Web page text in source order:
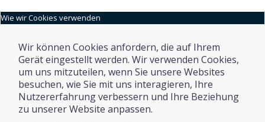
Wie wir Cookies verwenden
Wir können Cookies anfordern, die auf Ihrem
Gerät eingestellt werden. Wir verwenden Cookies,
um uns mitzuteilen, wenn Sie unsere Websites
besuchen, wie Sie mit uns interagieren, Ihre
Nutzererfahrung verbessern und Ihre Beziehung
zu unserer Website anpassen.